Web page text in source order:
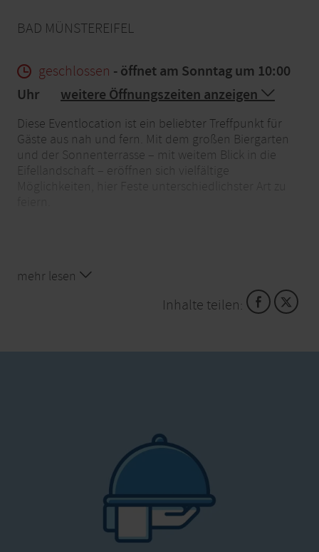
BAD MÜNSTEREIFEL
geschlossen - öffnet am Sonntag um 10:00
Uhr
weitere Öffnungszeiten anzeigen
Diese Eventlocation ist ein beliebter Treffpunkt für
Gäste aus nah und fern. Mit dem großen Biergarten
und der Sonnenterrasse – mit weitem Blick in die
Eifellandschaft – eröffnen sich vielfältige
mehr lesen
Inhalte teilen: